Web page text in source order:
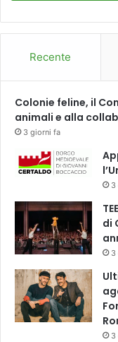
n
o
o
n
z
e
i
t
i
o
e
e
p
a
Recente
Colonie feline, il
animali e alla
3 giorni fa
3
di
3
3